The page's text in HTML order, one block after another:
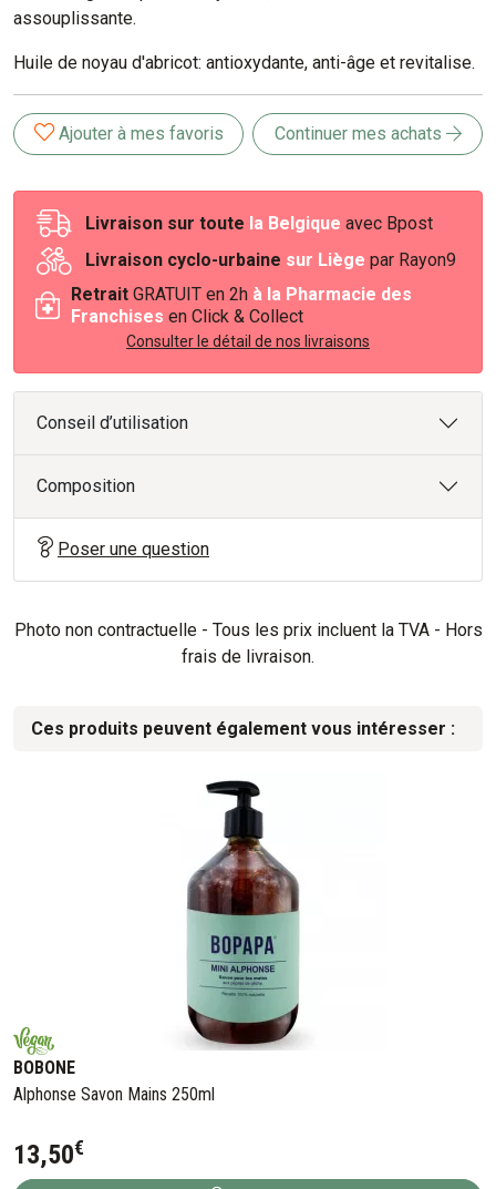
assouplissante.
Huile de noyau d'abricot: antioxydante, anti-âge et revitalise.
Ajouter à mes favoris Continuer mes achats
Livraison sur toute la Belgique avec Bpost
Livraison cyclo-urbaine sur Liège par Rayon9
Retrait GRATUIT en 2h à la Pharmacie des
Franchises en Click & Collect
Consulter le détail de nos livraisons
Conseil d’utilisation
Composition
Poser une question
Photo non contractuelle - Tous les prix incluent la TVA - Hors
frais de livraison.
Ces produits peuvent également vous intéresser :
BOBONE
Alphonse Savon Mains 250ml
13,50€